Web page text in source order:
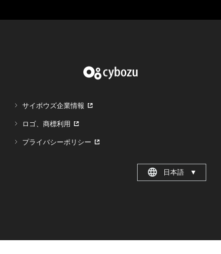
サイボウズ企業情報
ロゴ、商標利用
プライバシーポリシー
日本語 ▼